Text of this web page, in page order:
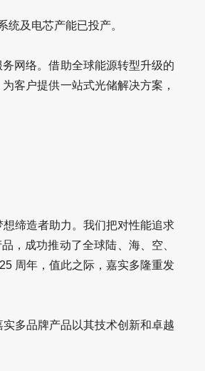
及电芯产能已投产。
网络。借助全球能源转型升级的
客户提供一站式光储解决方案，
缔造者助力。我们把对性能追求
，成功推动了全球陆、海、空、
周年，值此之际，嘉实多隆重发
多品牌产品以其技术创新和卓越